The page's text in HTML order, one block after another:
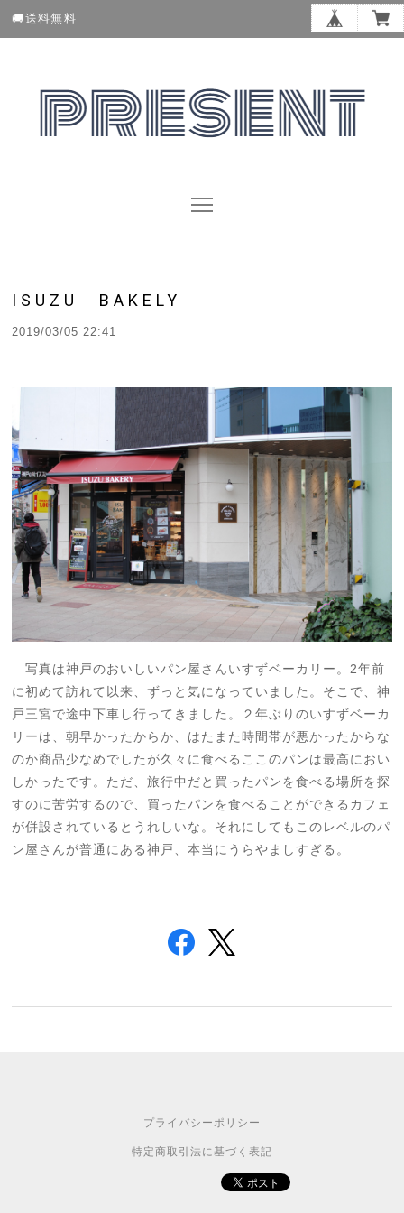
🚚送料無料
ISUZU BAKELY
2019/03/05 22:41
写真は神戸のおいしいパン屋さんいすずベーカリー。 2年前
に初めて訪れて以来、ずっと気になっていました。そこで、神
戸三宮で途中下車し行ってきました。２年ぶりのいすずベーカ
リーは、朝早かったからか、はたまた時間帯が悪かったからな
のか商品少なめでしたが久々に食べるここのパンは最高におい
しかったです。ただ、旅行中だと買ったパンを食べる場所を探
すのに苦労するので、買ったパンを食べることができるカフェ
が併設されているとうれしいな。それにしてもこのレベルのパ
ン屋さんが普通にある神戸、本当にうらやましすぎる。
プライバシーポリシー
特定商取引法に基づく表記